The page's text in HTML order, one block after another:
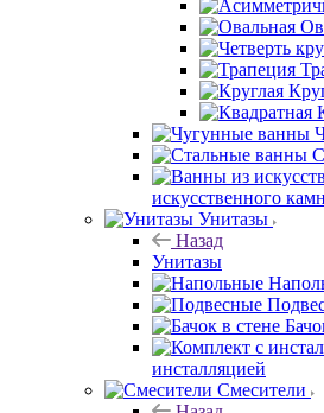
искусственного
Унитазы
Назад
Унитазы
инсталляцией
Смесители